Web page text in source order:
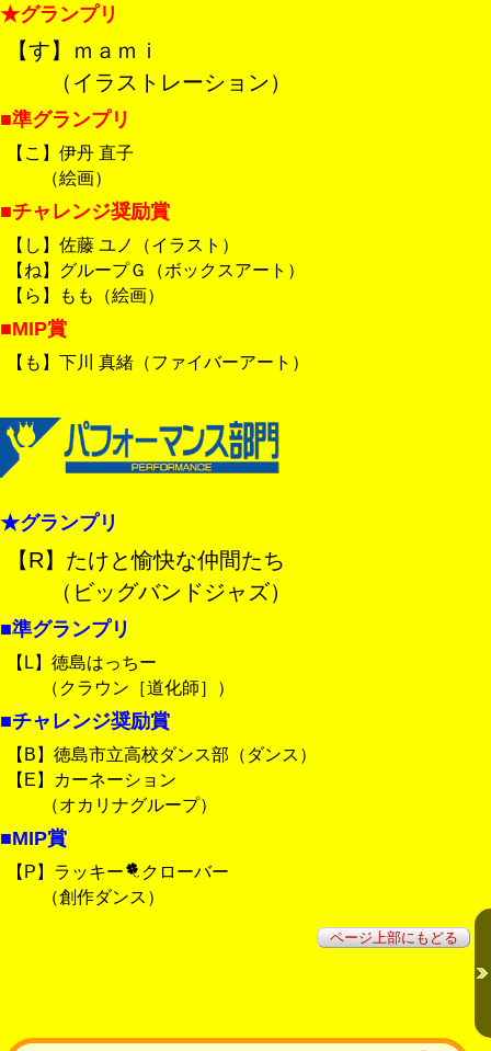
★グランプリ
【す】ｍａｍｉ
（イラストレーション）
■準グランプリ
【こ】伊丹 直子
（絵画）
■チャレンジ奨励賞
【し】佐藤 ユノ（イラスト）
【ね】グループＧ（ボックスアート）
【ら】もも（絵画）
■MIP賞
【も】下川 真緒（ファイバーアート）
★グランプリ
【R】たけと愉快な仲間たち
（ビッグバンドジャズ）
■準グランプリ
【L】徳島はっちー
（クラウン［道化師］）
■チャレンジ奨励賞
【B】徳島市立高校ダンス部（ダンス）
【E】カーネーション
（オカリナグループ）
■MIP賞
【P】ラッキー
クローバー
（創作ダンス）
ページ上部にもどる